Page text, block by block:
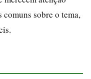
sobre o tema,